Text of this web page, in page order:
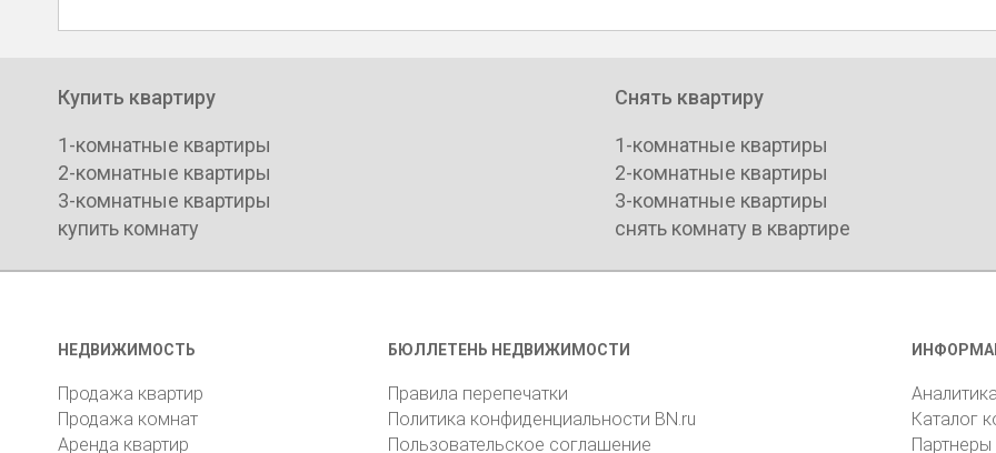
Купить квартиру
1-комнатные квартиры
2-комнатные квартиры
3-комнатные квартиры
купить комнату
Снять квартиру
1-комнатные квартиры
2-комнатные квартиры
3-комнатные квартиры
снять комнату в квартире
НЕДВИЖИМОСТЬ
Продажа квартир
Продажа комнат
Аренда квартир
БЮЛЛЕТЕНЬ НЕДВИЖИМОСТИ
Правила перепечатки
Политика конфиденциальности BN.ru
Пользовательское соглашение
Каталог
Партнеры